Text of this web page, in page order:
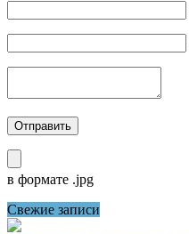
в формате .jpg
Свежие записи